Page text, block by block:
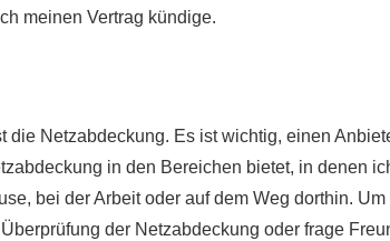
meinen Vertrag kündige.
die Netzabdeckung. Es ist wichtig, einen
in den Bereichen bietet, in denen
bei der Arbeit oder auf dem Weg dorthin. Um
der Netzabdeckung oder frage